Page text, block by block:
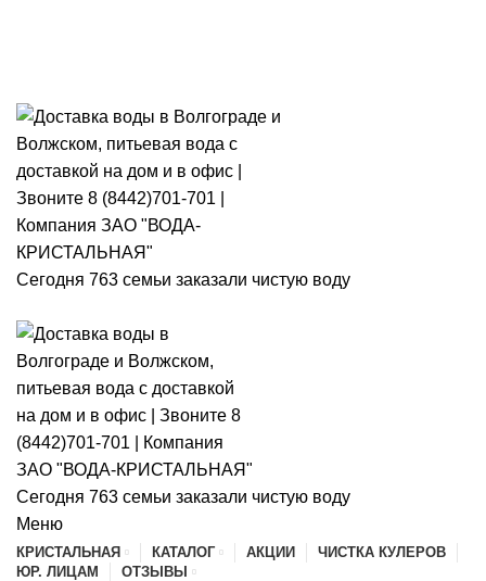
Сегодня 763 семьи заказали чистую воду
Сегодня 763 семьи заказали чистую воду
Меню
КРИСТАЛЬНАЯ КАТАЛОГ АКЦИИ
ЧИСТКА КУЛЕРОВ
ЮР. ЛИЦАМ
ОТЗЫВЫ